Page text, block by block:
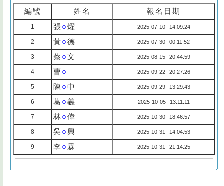
編號 姓名 報名日期
1 張○燿 2025-07-10 14:09:24
2 黃○德 2025-07-30 00:11:52
3 蔡○文 2025-08-15 20:44:59
4 曹○ 2025-09-22 20:27:26
5 陳 ○中 2025-09-29 13:29:43
6 葛○義 2025-10-05 13:11:11
7 林○偉 2025-10-30 18:46:57
8 吳 ○興 2025-10-31 14:04:53
9 李○ 霖 2025-10-31 21:14:25